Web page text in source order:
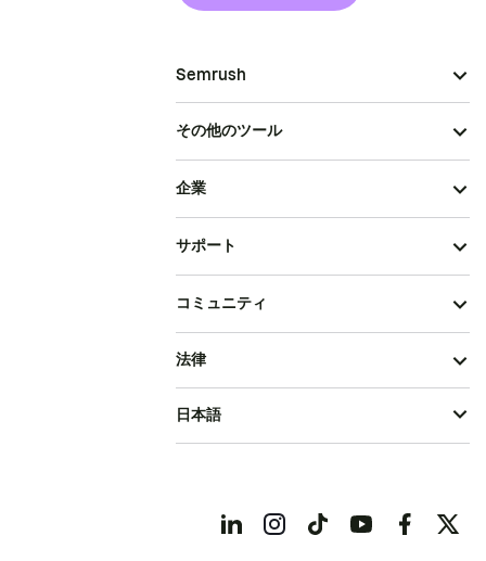
Semrush
その他のツール
企業
サポート
コミュニティ
法律
日本語